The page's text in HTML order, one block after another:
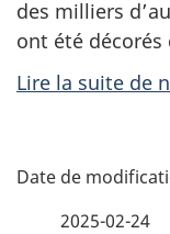
des milliers
ont été décorés
Lire la suite de
D
2025-02-24